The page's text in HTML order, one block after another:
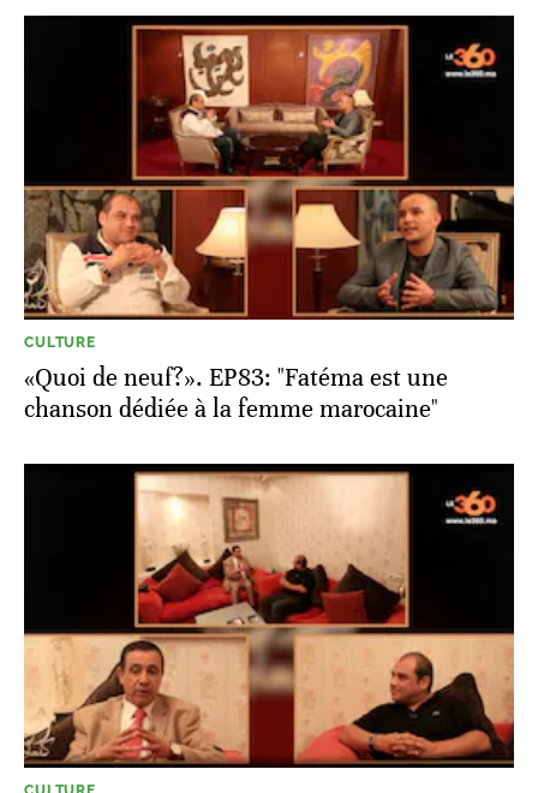
CULTURE
«Quoi de neuf?». EP83: "Fatéma est une
chanson dédiée à la femme marocaine"